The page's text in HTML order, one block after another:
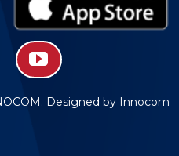
Designed by Innocom